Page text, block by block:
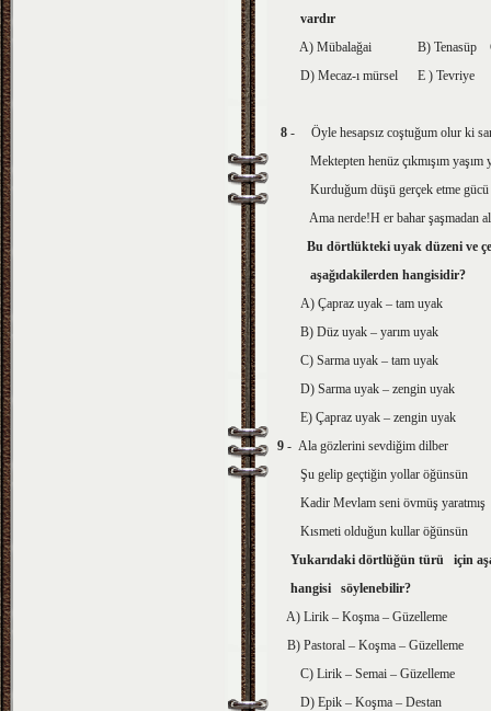
vardır
A) Mübalağai B) Tenasüp
D) Mecaz-ı mürsel E ) Tevriye
8 - Öyle hesapsız coştuğum olur ki
Mektepten henüz çıkmışım yaşım
Kurduğum düşü gerçek etme
Ama nerde!H er bahar şaşmadan
Bu dörtlükteki uyak düzeni ve
aşağıdakilerden hangisidir?
A) Çapraz uyak – tam uyak
B) Düz uyak – yarım uyak
C) Sarma uyak – tam uyak
D) Sarma uyak – zengin uyak
E) Çapraz uyak – zengin uyak
9 - Ala gözlerini sevdiğim dilber
Şu gelip geçtiğin yollar öğünsün
Kadir Mevlam seni övmüş yaratmış
Kısmeti olduğun kullar öğünsün
Yukarıdaki dörtlüğün türü için
hangisi söylenebilir?
A) Lirik – Koşma – Güzelleme
B) Pastoral – Koşma – Güzelleme
C) Lirik – Semai – Güzelleme
D) Epik – Koşma – Destan